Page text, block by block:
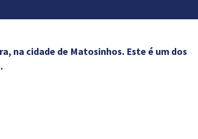
na cidade de Matosinhos. Este é um dos